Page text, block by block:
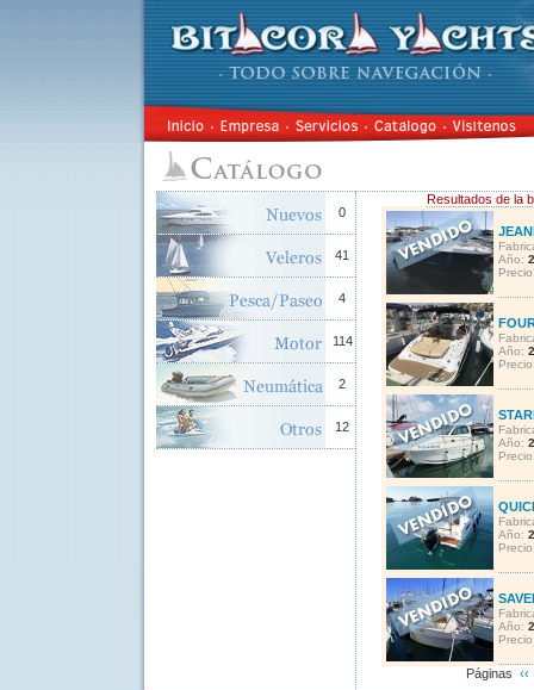
0
41
4
114
2
12
Resultados de la
Año:
Año:
Año:
Año:
Año:
Páginas ‹‹